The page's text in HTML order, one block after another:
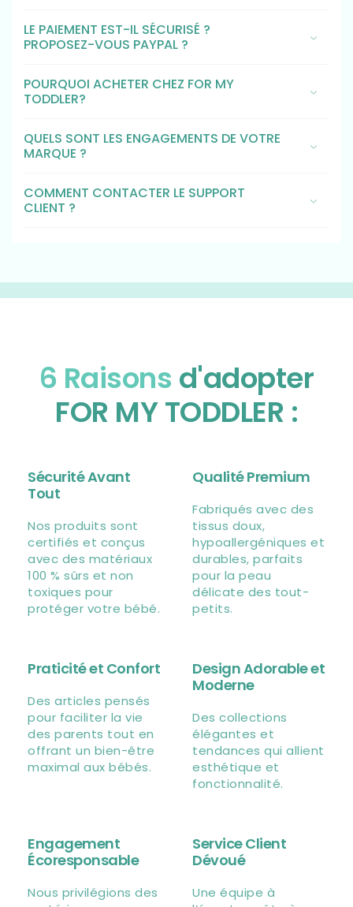
LE PAIEMENT EST-IL SÉCURISÉ ?
PROPOSEZ-VOUS PAYPAL ?
POURQUOI ACHETER CHEZ FOR MY
TODDLER?
QUELS SONT LES ENGAGEMENTS DE VOTRE
MARQUE ?
COMMENT CONTACTER LE SUPPORT
CLIENT ?
6 Raisons d'adopter
FOR MY TODDLER :
Sécurité Avant
Tout
Nos produits sont
certifiés et conçus
avec des matériaux
100 % sûrs et non
toxiques pour
protéger votre bébé.
Qualité Premium
Fabriqués avec des
tissus doux,
hypoallergéniques et
durables, parfaits
pour la peau
délicate des tout-
petits.
Praticité et Confort
Des articles pensés
pour faciliter la vie
des parents tout en
offrant un bien-être
maximal aux bébés.
Design Adorable et
Moderne
Des collections
élégantes et
tendances qui allient
esthétique et
fonctionnalité.
Engagement
Écoresponsable
Nous privilégions des
Service Client
Dévoué
Une équipe à